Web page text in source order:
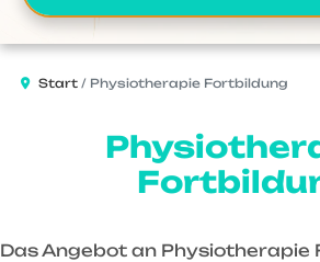
Start Physiotherapie Fortbildung
Das Angebot an Physiotherapie